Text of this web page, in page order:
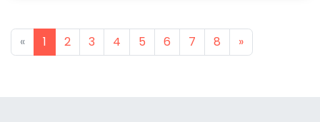
«Previous
1 2 3 4 5 6 7 8 »Next